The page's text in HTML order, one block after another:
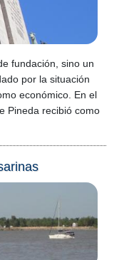
fundación, sino un
por la situación
económico. En el
Pineda recibió como